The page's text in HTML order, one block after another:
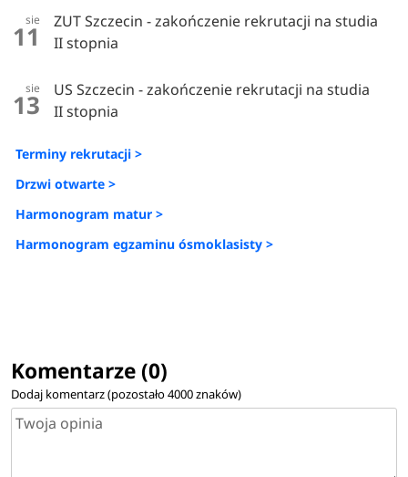
sie
11
ZUT Szczecin - zakończenie rekrutacji na studia
II stopnia
sie
13
US Szczecin - zakończenie rekrutacji na studia
II stopnia
Terminy rekrutacji >
Drzwi otwarte >
Harmonogram matur >
Harmonogram egzaminu ósmoklasisty >
Komentarze (0)
Dodaj komentarz (pozostało4000znaków)